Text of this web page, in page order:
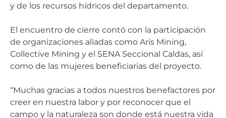
y de los recursos hídricos del departamento.
El encuentro de cierre contó con la participación
de organizaciones aliadas como Aris Mining,
Collective Mining y el SENA Seccional Caldas, así
como de las mujeres beneficiarias del proyecto.
“Muchas gracias a todos nuestros benefactores por
creer en nuestra labor y por reconocer que el
campo y la naturaleza son donde está nuestra vida